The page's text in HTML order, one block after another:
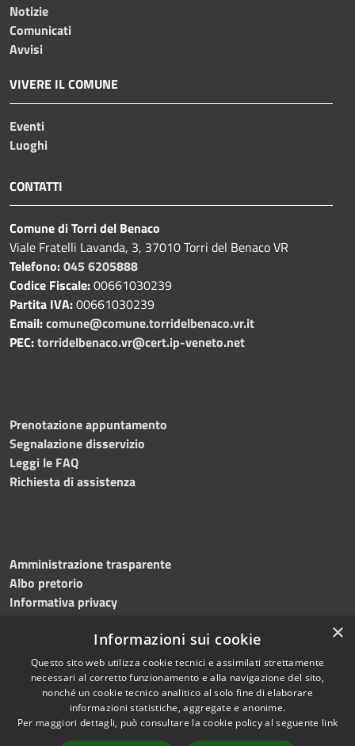
Notizie
Comunicati
Avvisi
VIVERE IL COMUNE
Eventi
Luoghi
CONTATTI
Comune di Torri del Benaco
Viale Fratelli Lavanda, 3, 37010 Torri del Benaco VR
Telefono:045 6205888
Codice Fiscale:00661030239
Partita IVA:00661030239
Email:comune@comune.torridelbenaco.vr.it
PEC:torridelbenaco.vr@cert.ip-veneto.net
Prenotazione appuntamento
Segnalazione disservizio
Leggi le FAQ
Richiesta di assistenza
Amministrazione trasparente
Albo pretorio
Informativa privacy
Dichiarazione di accessibilità
RSS
Accessibilità
Copyright © 2023 •
Comune di
×
Informazioni sui cookie
Questo sito web utilizza cookie tecnici e assimilati strettamente
necessari al corretto funzionamento e alla navigazione del sito,
nonché un cookie tecnico analitico al solo fine di elaborare
informazioni statistiche, aggregate e anonime.
Per maggiori dettagli, può consultare la cookie policy al seguente link